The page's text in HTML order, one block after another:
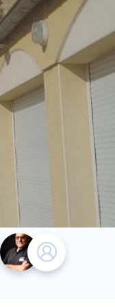
Élu.e.s